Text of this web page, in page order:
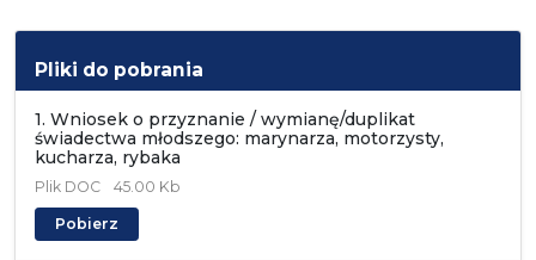
Pliki do pobrania
1. Wniosek o przyznanie / wymianę/duplikat
świadectwa młodszego: marynarza, motorzysty,
kucharza, rybaka
Plik DOC 45.00 Kb
Pobierz